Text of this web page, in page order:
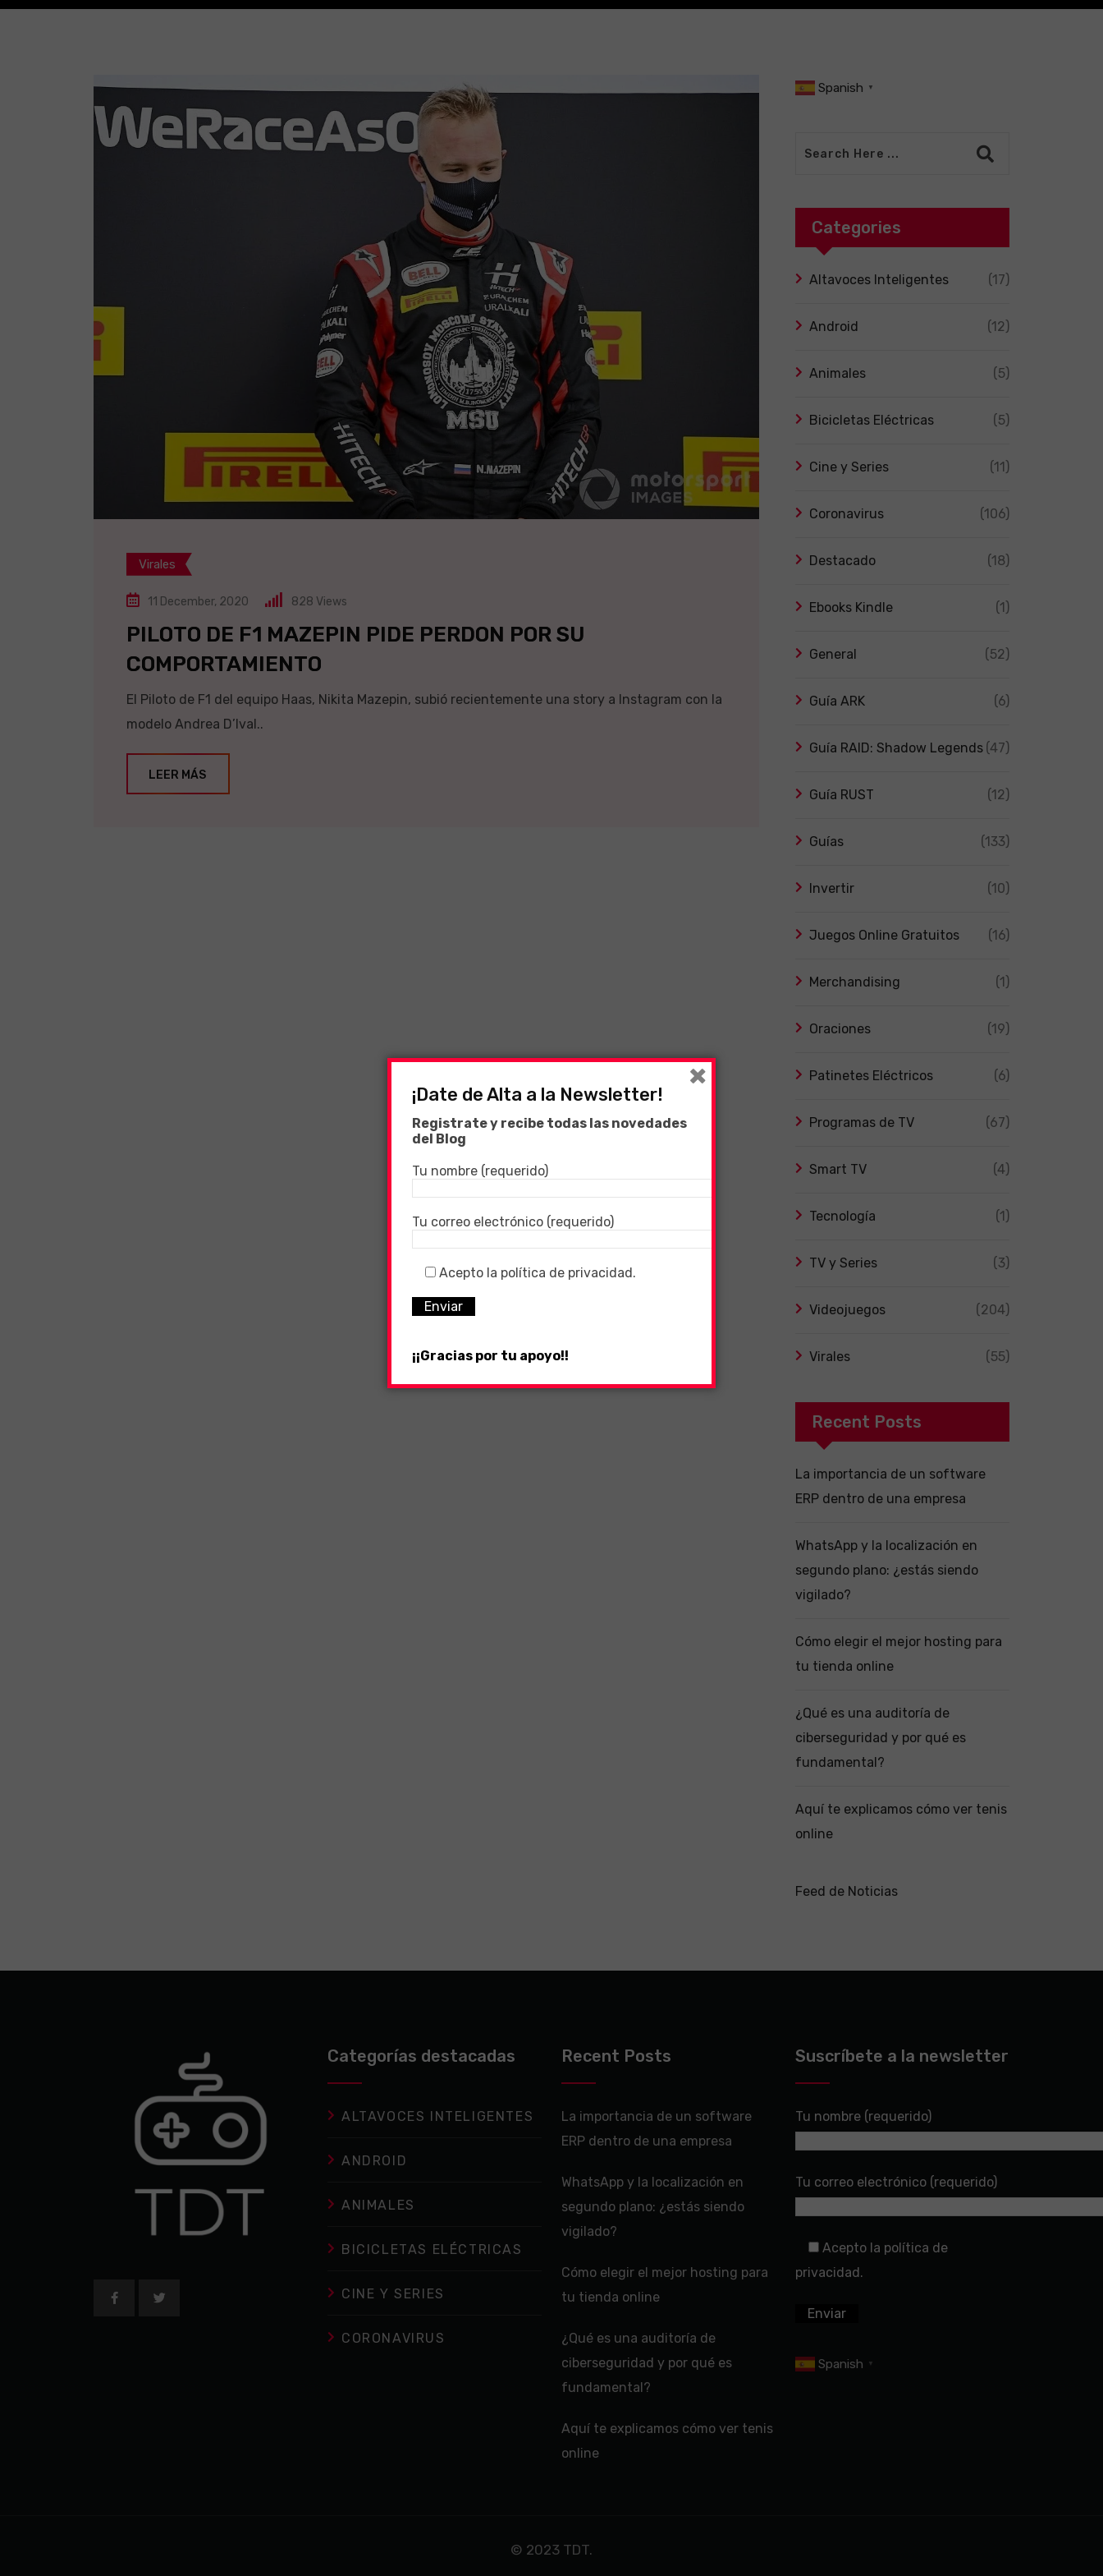
Virales
11 December, 2020 828 Views
PILOTO DE F1 MAZEPIN PIDE PERDON POR SU
COMPORTAMIENTO
El Piloto de F1 del equipo Haas, Nikita Mazepin, subió recientemente una story a Instagram con la
modelo Andrea D’Ival..
LEER MÁS
Spanish ▼
Categories
Altavoces Inteligentes (17)
Android (12)
Animales (5)
Bicicletas Eléctricas (5)
Cine y Series (11)
Coronavirus (106)
Destacado (18)
Ebooks Kindle (1)
General (52)
Guía ARK (6)
Guía RAID: Shadow Legends (47)
Guía RUST (12)
Guías (133)
Invertir (10)
Juegos Online Gratuitos (16)
Merchandising (1)
Oraciones (19)
Patinetes Eléctricos (6)
Programas de TV (67)
Smart TV (4)
Tecnología (1)
TV y Series (3)
Videojuegos (204)
Virales (55)
Recent Posts
La importancia de un software
ERP dentro de una empresa
WhatsApp y la localización en
segundo plano: ¿estás siendo
vigilado?
Cómo elegir el mejor hosting para
tu tienda online
¿Qué es una auditoría de
ciberseguridad y por qué es
fundamental?
Aquí te explicamos cómo ver tenis
online
Feed de Noticias
Categorías destacadas
ALTAVOCES INTELIGENTES
ANDROID
ANIMALES
BICICLETAS ELÉCTRICAS
CINE Y SERIES
CORONAVIRUS
Recent Posts
La importancia de un software
ERP dentro de una empresa
WhatsApp y la localización en
segundo plano: ¿estás siendo
vigilado?
Cómo elegir el mejor hosting para
tu tienda online
¿Qué es una auditoría de
ciberseguridad y por qué es
fundamental?
Aquí te explicamos cómo ver tenis
online
Suscríbete a la newsletter
Tu nombre (requerido)
Tu correo electrónico (requerido)
Acepto la política de
privacidad.
Spanish ▼
© 2023 TDT.
¡Date de Alta a la Newsletter!
Registrate y recibe todas las novedades
del Blog
Tu nombre (requerido)
Tu correo electrónico (requerido)
Acepto la política de privacidad.
¡¡Gracias por tu apoyo!!
×